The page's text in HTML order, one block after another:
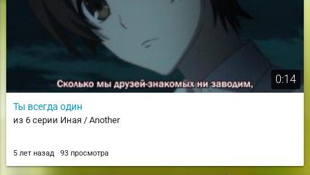
0:14
Ты всегда один
из 6 серии Иная / Another
5 лет назад 93 просмотра